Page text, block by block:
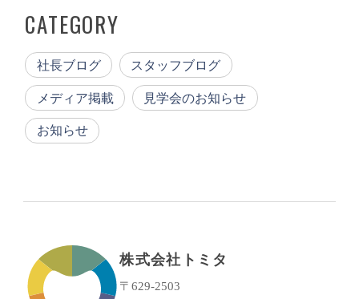
CATEGORY
社長ブログ スタッフブログ
メディア掲載 見学会のお知らせ
お知らせ
株式会社トミタ
〒629-2503